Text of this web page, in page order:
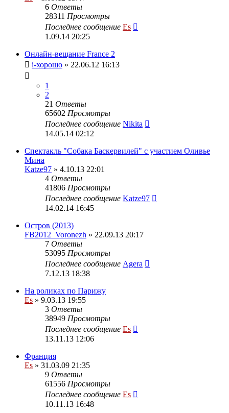
6 Ответы
28311 Просмотры
Последнее сообщение Es
1.09.14 20:25
Онлайн-вещание France 2
i-хорошо » 22.06.12 16:13
1
2
21 Ответы
65602 Просмотры
Последнее сообщение Nikita
14.05.14 02:12
Спектакль "Собака Баскервилей" с участием Оливье
Мина
Katze97 » 4.10.13 22:01
4 Ответы
41806 Просмотры
Последнее сообщение Katze97
14.02.14 16:45
Остров (2013)
FB2012_Voronezh » 22.09.13 20:17
7 Ответы
53095 Просмотры
Последнее сообщение Agera
7.12.13 18:38
На роликах по Парижу
Es » 9.03.13 19:55
3 Ответы
38949 Просмотры
Последнее сообщение Es
13.11.13 12:06
Франция
Es » 31.03.09 21:35
9 Ответы
61556 Просмотры
Последнее сообщение Es
10.11.13 16:48